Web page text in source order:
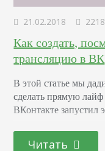
21.02.2018
Как создать,
трансляцию в ВК
В этой статье мы
сделать прямую
ВКонтакте запустил
ожидаемо стали
несколько
Читать